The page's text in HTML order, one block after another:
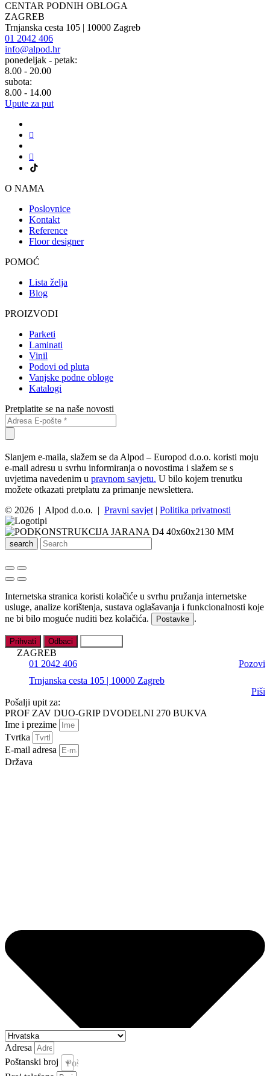
CENTAR PODNIH OBLOGA
ZAGREB
Trnjanska cesta 105 | 10000 Zagreb
01 2042 406
info@alpod.hr
ponedeljak - petak:
8.00 - 20.00
subota:
8.00 - 14.00
Upute za put
O NAMA
Poslovnice
Kontakt
Reference
Floor designer
POMOĆ
Lista želja
Blog
PROIZVODI
Parketi
Laminati
Vinil
Podovi od pluta
Vanjske podne obloge
Katalogi
Pretplatite se na naše novosti
Slanjem e-maila, slažem se da Alpod – Europod d.o.o. koristi moju
e-mail adresu u svrhu informiranja o novostima i slažem se s
uvjetima navedenim u pravnom savjetu. U bilo kojem trenutku
možete otkazati pretplatu za primanje newslettera.
© 2026 | Alpod d.o.o. | Pravni savjet | Politika privatnosti
search
Internetska stranica koristi kolačiće u svrhu pružanja internetske
usluge, analize korištenja, sustava oglašavanja i funkcionalnosti koje
ne bi bilo moguće nuditi bez kolačića.
Postavke .
Prihvati Odbaci
ZAGREB
01 2042 406
Pozovi
Trnjanska cesta 105 | 10000 Zagreb
Piši
Pošalji upit za:
PROF ZAV DUO-GRIP DVODELNI 270 BUKVA
Ime i prezime
Tvrtka
E-mail adresa
Država
Adresa
Poštanski broj
Poštanski broj i pošta *